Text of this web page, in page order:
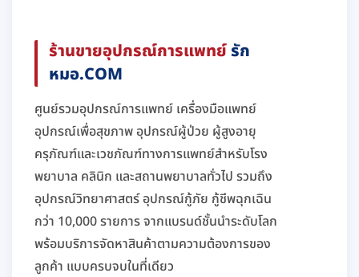
ร้านขายอุปกรณ์การแพทย์รัก
หมอ.COM
ศูนย์รวมอุปกรณ์การแพทย์ เครื่องมือแพทย์
อุปกรณ์เพื่อสุขภาพ อุปกรณ์ผู้ป่วย ผู้สูงอายุ
ครุภัณฑ์และเวชภัณฑ์ทางการแพทย์สำหรับโรง
พยาบาล คลินิก และสถานพยาบาลทั่วไป รวมถึง
อุปกรณ์วิทยาศาสตร์ อุปกรณ์กู้ภัย กู้ชีพฉุกเฉิน
กว่า 10,000 รายการ จากแบรนด์ชั้นนำระดับโลก
พร้อมบริการจัดหาสินค้าตามความต้องการของ
ลูกค้า แบบครบจบในที่เดียว